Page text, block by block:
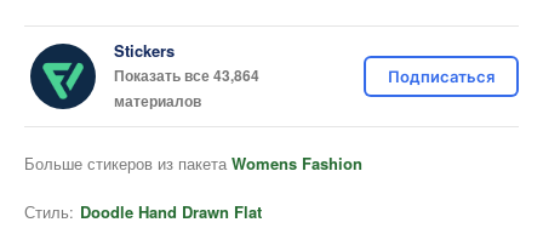
Stickers
Показать все 43,864
материалов
Подписаться
Больше стикеров из пакета Womens Fashion
Стиль: Doodle Hand Drawn Flat